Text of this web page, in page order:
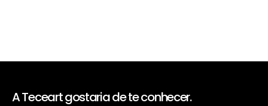
A Teceart gostaria de te conhecer.